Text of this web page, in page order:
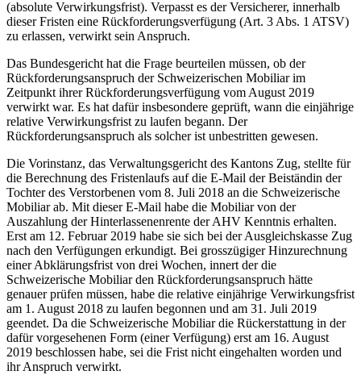
(absolute Verwirkungsfrist). Verpasst es der Versicherer, innerhalb
dieser Fristen eine Rückforderungsverfügung (Art. 3 Abs. 1 ATSV)
zu erlassen, verwirkt sein Anspruch.
Das Bundesgericht hat die Frage beurteilen müssen, ob der
Rückforderungsanspruch der Schweizerischen Mobiliar im
Zeitpunkt ihrer Rückforderungsverfügung vom August 2019
verwirkt war. Es hat dafür insbesondere geprüft, wann die einjährige
relative Verwirkungsfrist zu laufen begann. Der
Rückforderungsanspruch als solcher ist unbestritten gewesen.
Die Vorinstanz, das Verwaltungsgericht des Kantons Zug, stellte für
die Berechnung des Fristenlaufs auf die E-Mail der Beiständin der
Tochter des Verstorbenen vom 8. Juli 2018 an die Schweizerische
Mobiliar ab. Mit dieser E-Mail habe die Mobiliar von der
Auszahlung der Hinterlassenenrente der AHV Kenntnis erhalten.
Erst am 12. Februar 2019 habe sie sich bei der Ausgleichskasse Zug
nach den Verfügungen erkundigt. Bei grosszügiger Hinzurechnung
einer Abklärungsfrist von drei Wochen, innert der die
Schweizerische Mobiliar den Rückforderungsanspruch hätte
genauer prüfen müssen, habe die relative einjährige Verwirkungsfrist
am 1. August 2018 zu laufen begonnen und am 31. Juli 2019
geendet. Da die Schweizerische Mobiliar die Rückerstattung in der
dafür vorgesehenen Form (einer Verfügung) erst am 16. August
2019 beschlossen habe, sei die Frist nicht eingehalten worden und
ihr Anspruch verwirkt.